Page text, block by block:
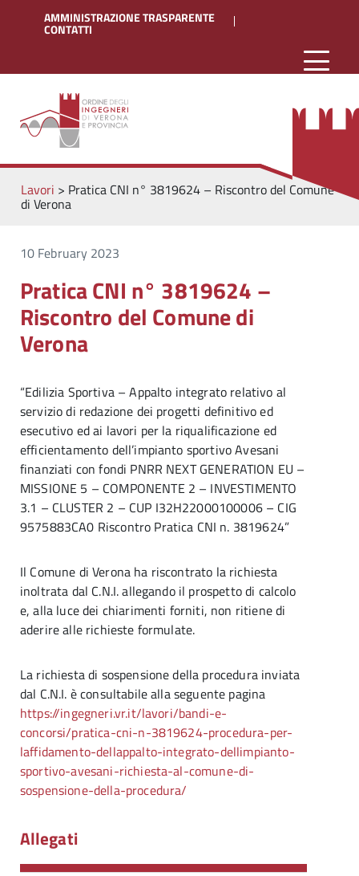
AMMINISTRAZIONE TRASPARENTE
CONTATTI
Lavori > Pratica CNI n° 3819624 – Riscontro del Comune
di Verona
10 February 2023
Pratica CNI n° 3819624 –
Riscontro del Comune di
Verona
“Edilizia Sportiva – Appalto integrato relativo al
servizio di redazione dei progetti definitivo ed
esecutivo ed ai lavori per la riqualificazione ed
efficientamento dell’impianto sportivo Avesani
finanziati con fondi PNRR NEXT GENERATION EU –
MISSIONE 5 – COMPONENTE 2 – INVESTIMENTO
3.1 – CLUSTER 2 – CUP I32H22000100006 – CIG
9575883CA0 Riscontro Pratica CNI n. 3819624”
Il Comune di Verona ha riscontrato la richiesta
inoltrata dal C.N.I. allegando il prospetto di calcolo
e, alla luce dei chiarimenti forniti, non ritiene di
aderire alle richieste formulate.
La richiesta di sospensione della procedura inviata
dal C.N.I. è consultabile alla seguente pagina
https://ingegneri.vr.it/lavori/bandi-e-
concorsi/pratica-cni-n-3819624-procedura-per-
laffidamento-dellappalto-integrato-dellimpianto-
sportivo-avesani-richiesta-al-comune-di-
sospensione-della-procedura/
Allegati